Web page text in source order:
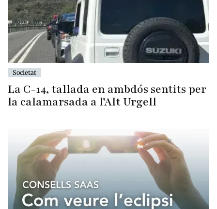
Societat
La C-14, tallada en ambdós sentits per
la calamarsada a l’Alt Urgell